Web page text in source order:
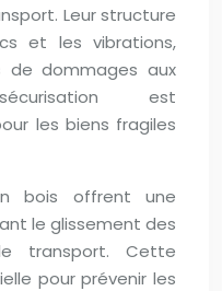
Leur structure
et les vibrations,
de dommages aux
est
les biens fragiles
bois offrent une
le glissement des
transport. Cette
pour prévenir les